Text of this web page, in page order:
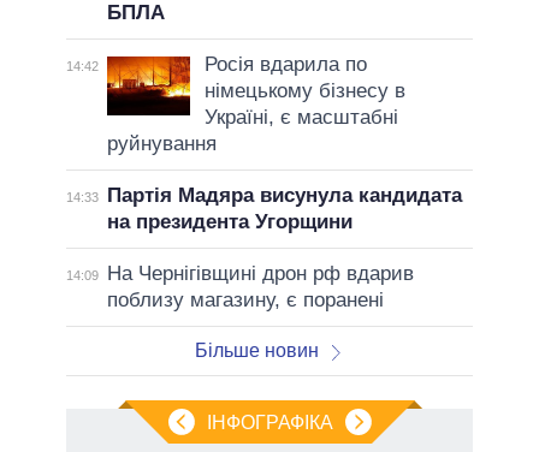
БПЛА
14:42
Росія вдарила по
німецькому бізнесу в
Україні, є масштабні
руйнування
14:33
Партія Мадяра висунула кандидата
на президента Угорщини
14:09
На Чернігівщині дрон рф вдарив
поблизу магазину, є поранені
Більше новин
ІНФОГРАФІКА